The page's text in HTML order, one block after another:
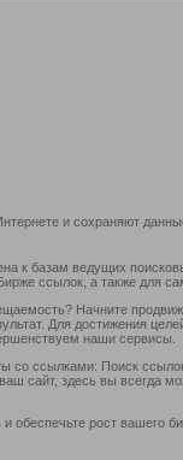
и сохраняют
к базам ведущих
ссылок, а также для
Начните
Для достижения
наши сервисы.
со ссылками: Поиск
сайт, здесь вы всегда
обеспечьте рост вашего